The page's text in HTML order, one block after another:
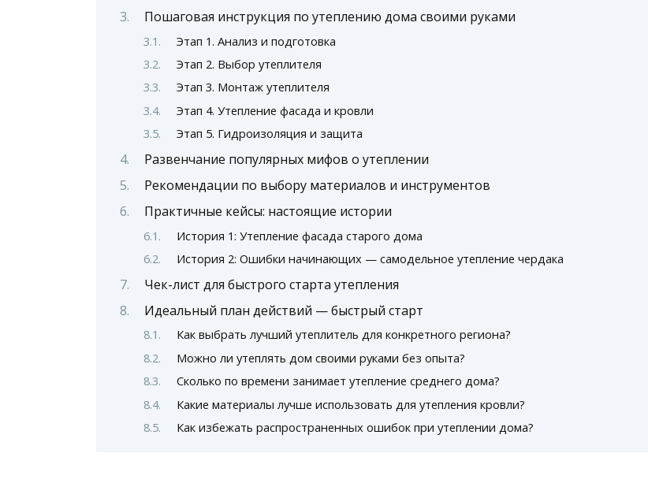
Пошаговая инструкция по утеплению дома своими руками
Этап 1. Анализ и подготовка
Этап 2. Выбор утеплителя
Этап 3. Монтаж утеплителя
Этап 4. Утепление фасада и кровли
Этап 5. Гидроизоляция и защита
Развенчание популярных мифов о утеплении
Рекомендации по выбору материалов и инструментов
Практичные кейсы: настоящие истории
История 1: Утепление фасада старого дома
История 2: Ошибки начинающих — самодельное утепление чердака
Чек-лист для быстрого старта утепления
Идеальный план действий — быстрый старт
Как выбрать лучший утеплитель для конкретного региона?
Можно ли утеплять дом своими руками без опыта?
Сколько по времени занимает утепление среднего дома?
Какие материалы лучше использовать для утепления кровли?
Как избежать распространенных ошибок при утеплении дома?